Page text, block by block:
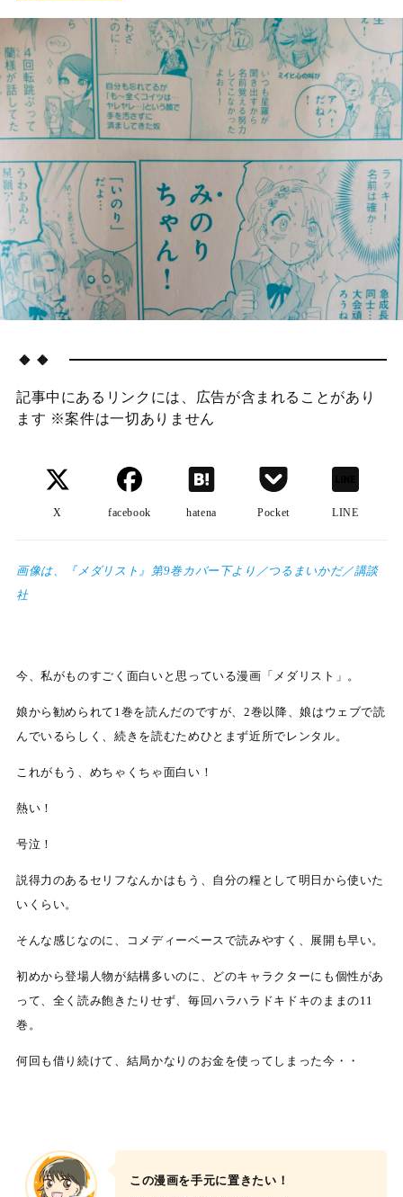
🔸🔸
記事中にあるリンクには、広告が含まれることがあり
ます ※案件は一切ありません
X facebook hatena Pocket LINE
画像は、『メダリスト』第9巻カバー下より／つるまいかだ／講談
社
今、私がものすごく面白いと思っている漫画「メダリスト」。
娘から勧められて1巻を読んだのですが、2巻以降、娘はウェブで読
んでいるらしく、続きを読むためひとまず近所でレンタル。
これがもう、めちゃくちゃ面白い！
熱い！
号泣！
説得力のあるセリフなんかはもう、自分の糧として明日から使いた
いくらい。
そんな感じなのに、コメディーベースで読みやすく、展開も早い。
初めから登場人物が結構多いのに、どのキャラクターにも個性があ
って、全く読み飽きたりせず、毎回ハラハラドキドキのままの11
巻。
何回も借り続けて、結局かなりのお金を使ってしまった今・・
この漫画を手元に置きたい！